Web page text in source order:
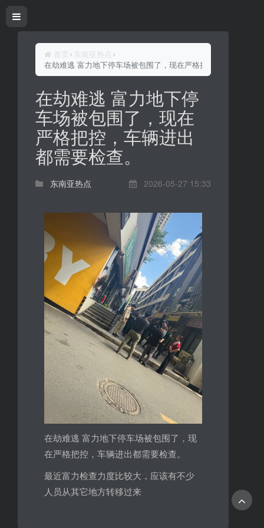
首页
东南亚热点
在劫难逃 富力地下停车场被包围了，现在严格把控，车辆进出都
在劫难逃 富力地下停
车场被包围了，现在
严格把控，车辆进出
都需要检查。
东南亚热点 2026-05-27 15:33
在劫难逃 富力地下停车场被包围了，现
在严格把控，车辆进出都需要检查。
最近富力检查力度比较大，应该有不少
人员从其它地方转移过来